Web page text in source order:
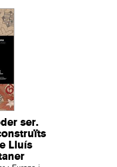
ser.
Lluís